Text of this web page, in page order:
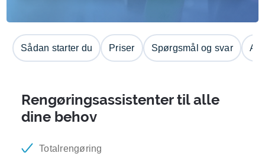
Sådan starter du Priser Spørgsmål og svar
Rengøringsassistenter til alle
dine behov
Totalrengøring